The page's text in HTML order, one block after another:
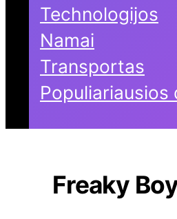
Technologijos
Namai
Transportas
Populiariausios
Freaky